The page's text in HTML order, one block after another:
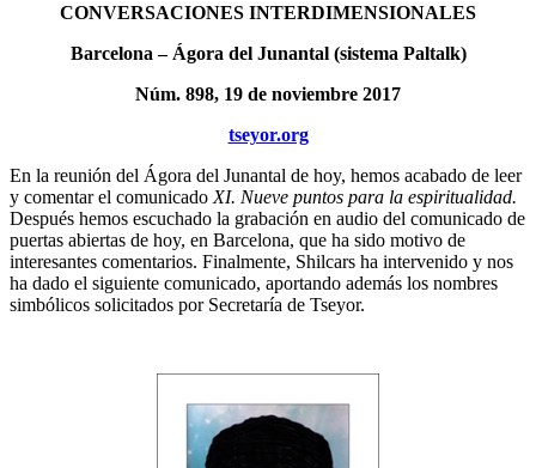
CONVERSACIONES INTERDIMENSIONALES
Barcelona – Ágora del Junantal (sistema Paltalk)
Núm. 898, 19 de noviembre 2017
tseyor.org
En la reunión del Ágora del Junantal de hoy, hemos acabado de leer
y comentar el comunicado XI. Nueve puntos para la espiritualidad.
Después hemos escuchado la grabación en audio del comunicado de
puertas abiertas de hoy, en Barcelona, que ha sido motivo de
interesantes comentarios. Finalmente, Shilcars ha intervenido y nos
ha dado el siguiente comunicado, aportando además los nombres
simbólicos solicitados por Secretaría de Tseyor.